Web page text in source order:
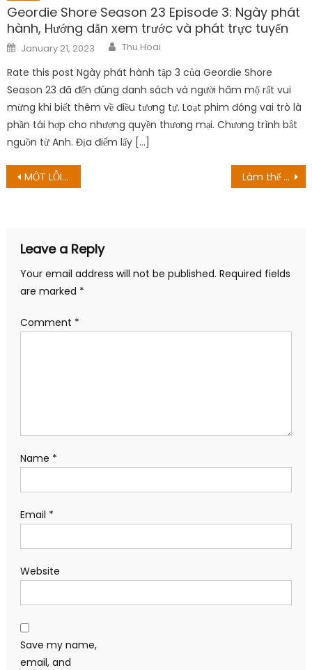
Geordie Shore Season 23 Episode 3: Ngày phát
hành, Hướng dẫn xem trước và phát trực tuyến
Posted
on
January 21, 2023 Author
Thu Hoai
Rate this post Ngày phát hành tập 3 của Geordie Shore
Season 23 đã đến đúng danh sách và người hâm mộ rất vui
mừng khi biết thêm về điều tương tự. Loạt phim đóng vai trò là
phần tái hợp cho nhượng quyền thương mại. Chương trình bắt
nguồn từ Anh. Địa điểm lấy […]
Post
MỘT LỖI thế hệ! Ngày tạo ra Làm thế nào để xem một ngôi nhà ma ám? Mọi điều người chơi nên biết
Leave a Reply
Your email address will not be published. Required fields
are marked *
Comment *
Name *
Email *
Website
Save my name,
email, and